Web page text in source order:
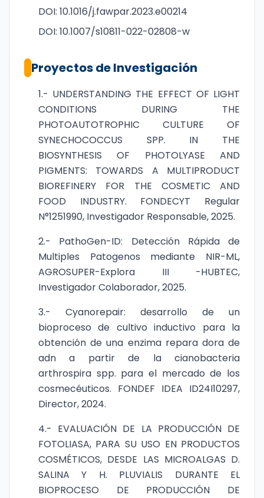
DOI: 10.1016/j.fawpar.2023.e00214
DOI: 10.1007/s10811-022-02808-w
Proyectos de Investigación
1.- UNDERSTANDING THE EFFECT OF LIGHT
CONDITIONS DURING THE
PHOTOAUTOTROPHIC CULTURE OF
SYNECHOCOCCUS SPP. IN THE
BIOSYNTHESIS OF PHOTOLYASE AND
PIGMENTS: TOWARDS A MULTIPRODUCT
BIOREFINERY FOR THE COSMETIC AND
FOOD INDUSTRY. FONDECYT Regular
N°1251990, Investigador Responsable, 2025.
2.- PathoGen-ID: Detección Rápida de
Multiples Patogenos mediante NIR-ML,
AGROSUPER-Explora III -HUBTEC,
Investigador Colaborador, 2025.
3.- Cyanorepair: desarrollo de un
bioproceso de cultivo inductivo para la
obtención de una enzima repara dora de
adn a partir de la cianobacteria
arthrospira spp. para el mercado de los
cosmecéuticos. FONDEF IDEA ID24I10297,
Director, 2024.
4.- EVALUACIÓN DE LA PRODUCCIÓN DE
FOTOLIASA, PARA SU USO EN PRODUCTOS
COSMÉTICOS, DESDE LAS MICROALGAS D.
SALINA Y H. PLUVIALIS DURANTE EL
BIOPROCESO DE PRODUCCIÓN DE